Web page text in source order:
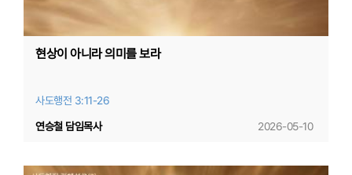
현상이 아니라 의미를 보라
사도행전 3:11-26
2026-05-10
연승철 담임목사